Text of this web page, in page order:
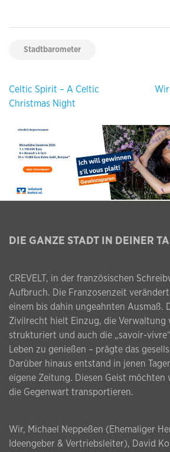
Stadtbarometer
Beitragsnavigation
Celtic Spirit – A Celtic
Christmas Night
DIE GANZE STADT IN DEINER
CREVELT, in der französischen
Aufbruch. Die Franzosenzeit
einem bis dahin ungeahnten Ausmaß.
Zivilrecht hielt Einzug, die Verwaltung
strukturiert und auch die „savoir-
Leben zu genießen – prägte das
Darüber hinaus entstand in jenen
eigene Zeitung. Diesen Geist
die Gegenwart transportieren.
Wir, Michael Neppeßen (Ehemaliger
Ideengeber & Vertriebsleiter), David